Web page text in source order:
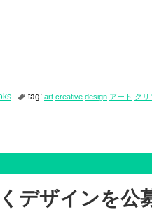
tag: art creative design アート クリ
デザインを公